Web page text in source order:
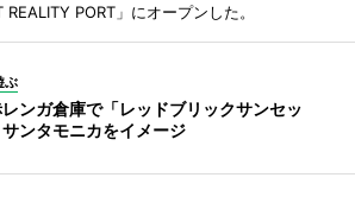
PORT」にオープンした。
ぶ
ンガ倉庫で「レッドブリックサンセッ
ンタモニカをイメージ